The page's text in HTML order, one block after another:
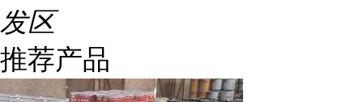
发区
推荐产品